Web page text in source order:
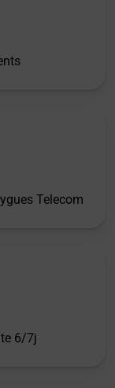
Telecom
6/7j